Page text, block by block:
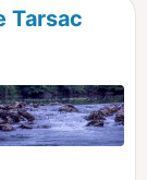
Tarsac